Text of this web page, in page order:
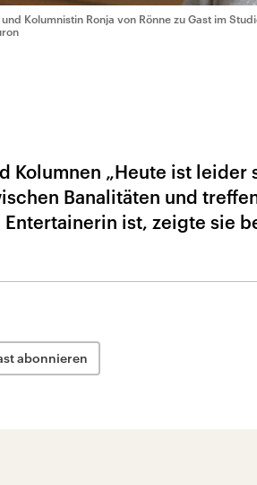
Kolumnistin Ronja von Rönne zu Gast im
Kolumnen „Heute ist leider
Banalitäten und
ist, zeigte sie
abonnieren